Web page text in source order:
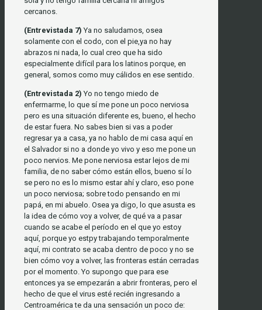
cercanos.
(Entrevistada 7) Ya no saludamos, osea
solamente con el codo, con el pie,ya no hay
abrazos ni nada, lo cual creo que ha sido
especialmente difícil para los latinos porque, en
general, somos como muy cálidos en ese sentido.
(Entrevistada 2) Yo no tengo miedo de
enfermarme, lo que sí me pone un poco nerviosa
pero es una situación diferente es, bueno, el hecho
de estar fuera. No sabes bien si vas a poder
regresar ya a casa, ya no hablo de mi casa aquí en
el Salvador si no a donde yo vivo y eso me pone un
poco nervios. Me pone nerviosa estar lejos de mi
familia, de no saber cómo están ellos, bueno sí lo
se pero no es lo mismo estar ahí y claro, eso pone
un poco nerviosa; sobre todo pensando en mi
papá, en mi abuelo. Osea ya digo, lo que asusta es
la idea de cómo voy a volver, de qué va a pasar
cuando se acabe el período en el que yo estoy
aquí, porque yo estpy trabajando temporalmente
aquí, mi contrato se acaba dentro de poco y no se
bien cómo voy a volver, las fronteras están cerradas
por el momento. Yo supongo que para ese
entonces ya se empezarán a abrir fronteras, pero el
hecho de que el virus esté recién ingresando a
Centroamérica te da una sensación un poco de: